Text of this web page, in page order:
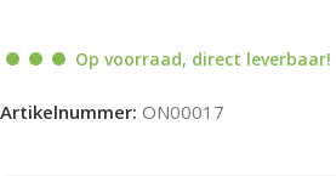
Op voorraad, direct leverbaar!
Artikelnummer: ON00017